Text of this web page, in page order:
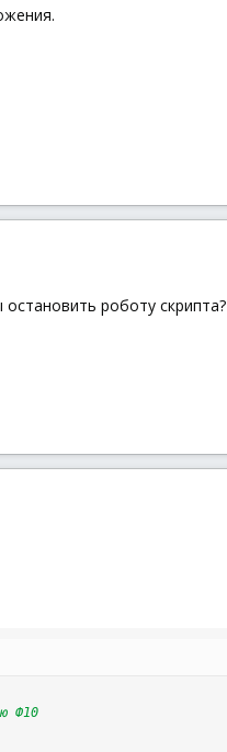
роботу скрипта?
Ф10